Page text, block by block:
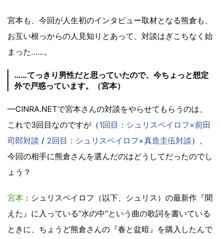
宮本も、今回が人生初のインタビュー取材となる熊倉も、
お互い根っからの人見知りとあって、対談はぎこちなく始
まった……。
……てっきり男性だと思っていたので、今ちょっと想定
外で戸惑っています。（宮本）
—CINRA.NETで宮本さんの対談をやらせてもらうのは、
これで3回目なのですが（1回目：シュリスペイロフ×前田
司郎対談 / 2回目：シュリスペイロフ×真造圭伍対談）、
今回の相手に熊倉さんを選んだのはどうしてだったのでし
ょう？
宮本 ：シュリスペイロフ（以下、シュリス）の最新作『聞
えた』に入っている“水の中”という曲の歌詞を書いている
ときに、ちょうど熊倉さんの『春と盆暗』を購入したんで